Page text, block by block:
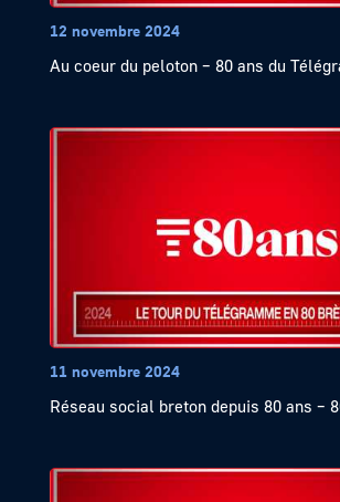
12 novembre 2024
Au coeur du peloton – 80 ans du
11 novembre 2024
Réseau social breton depuis 80 ans –